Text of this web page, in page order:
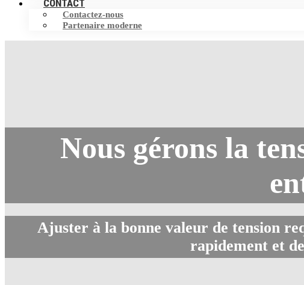
CONTACT
Contactez-nous
Partenaire moderne
Nous gérons la
Ajuster à la bonne valeur de tension
rapidement et